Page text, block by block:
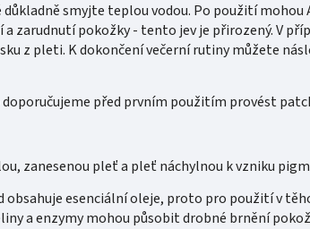
smyjte teplou vodou. Po použití mohou
zarudnutí pokožky - tento jev je přirozený. V
z pleti. K dokončení večerní rutiny můžete
před prvním použitím provést
zanesenou pleť a pleť náchylnou k vzniku
obsahuje esenciální oleje, proto pro použití v
a enzymy mohou působit drobné brnění